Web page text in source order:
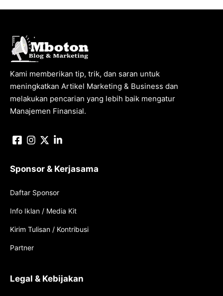
Kami memberikan tip, trik, dan saran untuk
meningkatkan Artikel Marketing & Business dan
melakukan pencarian yang lebih baik mengatur
Manajemen Finansial.
Sponsor & Kerjasama
Daftar Sponsor
Info Iklan / Media Kit
Kirim Tulisan / Kontribusi
Partner
Legal & Kebijakan